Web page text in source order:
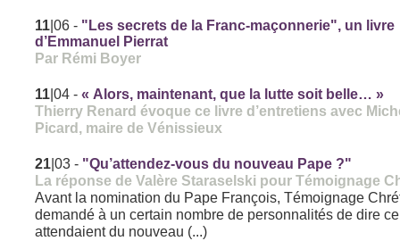
11|06 - "Les secrets de la Franc-maçonnerie", un livre
d’Emmanuel Pierrat
Par Rémi Boyer
11|04 -« Alors, maintenant, que la lutte soit belle… »
Thierry Renard évoque ce livre d’entretiens avec
Picard, maire de Vénissieux
21|03 - "Qu’attendez-vous du nouveau Pape ?"
La réponse de Valère Staraselski pour Témoignage
Avant la nomination du Pape François, Témoignage
demandé à un certain nombre de personnalités de dire
attendaient du nouveau (...)